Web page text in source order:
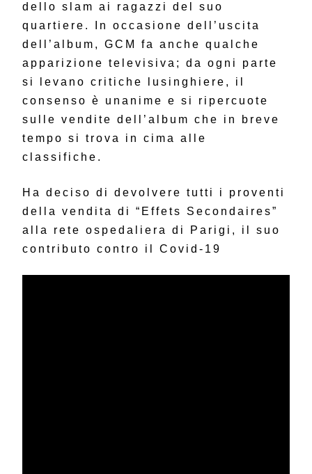
dello slam ai ragazzi del suo
quartiere. In occasione dell’uscita
dell’album, GCM fa anche qualche
apparizione televisiva; da ogni parte
si levano critiche lusinghiere, il
consenso è unanime e si ripercuote
sulle vendite dell’album che in breve
tempo si trova in cima alle
classifiche.
Ha deciso di devolvere tutti i proventi
della vendita di “Effets Secondaires”
alla rete ospedaliera di Parigi, il suo
contributo contro il Covid-19